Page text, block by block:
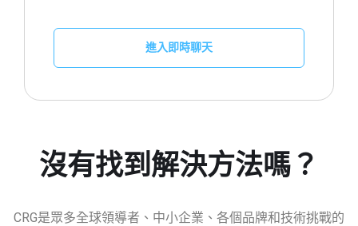
進入即時聊天
沒有找到解決方法嗎？
CRG是眾多全球領導者、中小企業、各個品牌和技術挑戰的